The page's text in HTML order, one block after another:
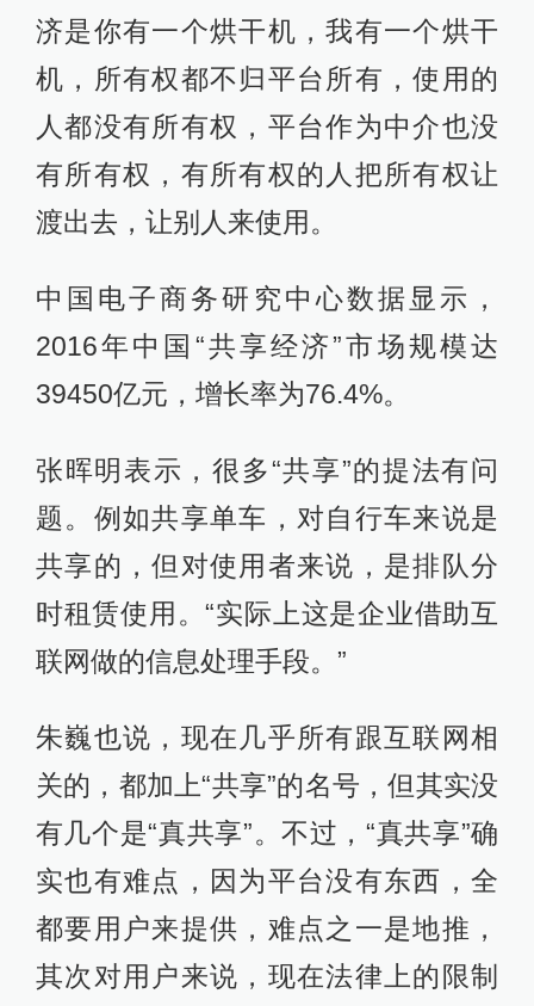
济是你有一个烘干机，我有一个烘干
机，所有权都不归平台所有，使用的
人都没有所有权，平台作为中介也没
有所有权，有所有权的人把所有权让
渡出去，让别人来使用。
中国电子商务研究中心数据显示，
2016年中国“共享经济”市场规模达
39450亿元，增长率为76.4%。
张晖明表示，很多“共享”的提法有问
题。例如共享单车，对自行车来说是
共享的，但对使用者来说，是排队分
时租赁使用。“实际上这是企业借助互
联网做的信息处理手段。”
朱巍也说，现在几乎所有跟互联网相
关的，都加上“共享”的名号，但其实没
有几个是“真共享”。不过，“真共享”确
实也有难点，因为平台没有东西，全
都要用户来提供，难点之一是地推，
其次对用户来说，现在法律上的限制